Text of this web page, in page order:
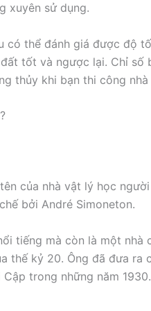
xuyên sử dụng.
có thể đánh giá được độ
tốt và ngược lại. Chỉ số
thủy khi bạn thi công nhà
của nhà vật lý học
bởi André Simoneton.
tiếng mà còn là một nhà
thế kỷ 20. Ông đã đưa ra
trong những năm 1930.